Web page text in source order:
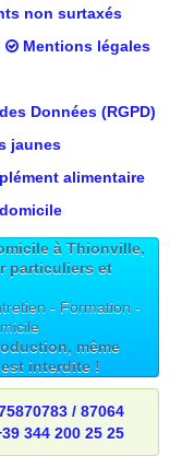
non surtaxés
Mentions légales
Données (RGPD)
jaunes
alimentaire
à Thionville,
particuliers et
- Formation -
même
interdite !
/ 87064
344 200 25 25